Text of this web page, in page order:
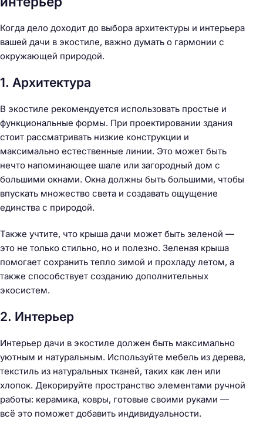
Когда дело доходит до выбора архитектуры и интерьера
вашей дачи в экостиле, важно думать о гармонии с
окружающей природой.
1. Архитектура
В экостиле рекомендуется использовать простые и
функциональные формы. При проектировании здания
стоит рассматривать низкие конструкции и
максимально естественные линии. Это может быть
нечто напоминающее шале или загородный дом с
большими окнами. Окна должны быть большими, чтобы
впускать множество света и создавать ощущение
единства с природой.
Также учтите, что крыша дачи может быть зеленой —
это не только стильно, но и полезно. Зеленая крыша
помогает сохранить тепло зимой и прохладу летом, а
также способствует созданию дополнительных
экосистем.
2. Интерьер
Интерьер дачи в экостиле должен быть максимально
уютным и натуральным. Используйте мебель из дерева,
текстиль из натуральных тканей, таких как лен или
хлопок. Декорируйте пространство элементами ручной
работы: керамика, ковры, готовые своими руками —
всё это поможет добавить индивидуальности.